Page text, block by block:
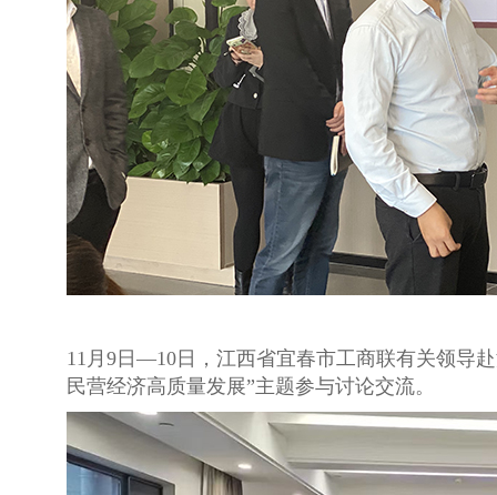
11月9日—10日，江西省宜春市工商联有关领导
民营经济高质量发展”主题参与讨论交流。